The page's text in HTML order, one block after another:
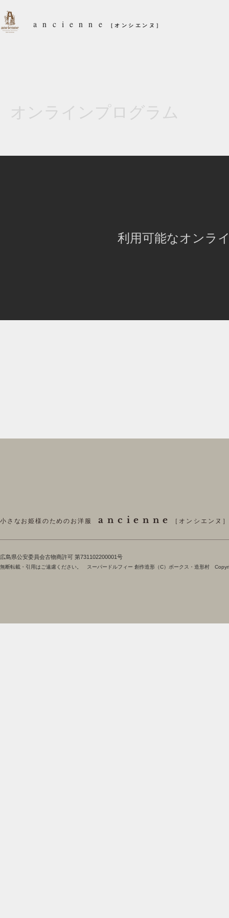
ancienne ［オンシエンヌ］
オンラインプログラム
利用可能なオンラ
小さなお姫様のためのお洋服 ancienne ［オンシエンヌ
​広島県公安委員会古物商許可 第731102200001号
無断転載・引用はご遠慮ください。 スーパードルフィー 創作造形（C）ボークス・造形村